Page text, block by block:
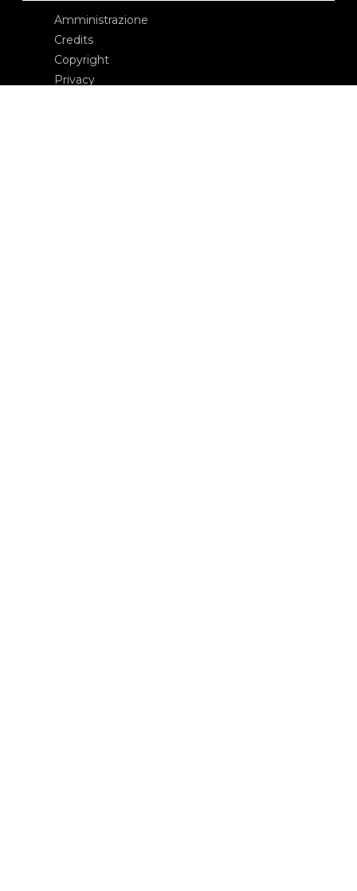
Amministrazione
Credits
Copyright
Privacy